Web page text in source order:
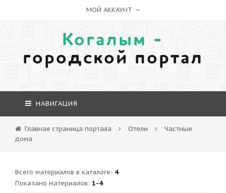
МОЙ АККАУНТ
Когалым -
городской портал
НАВИГАЦИЯ
Главная страница портала Отели
Частные
дома
Всего материалов в каталоге: 4
Показано материалов: 1-4